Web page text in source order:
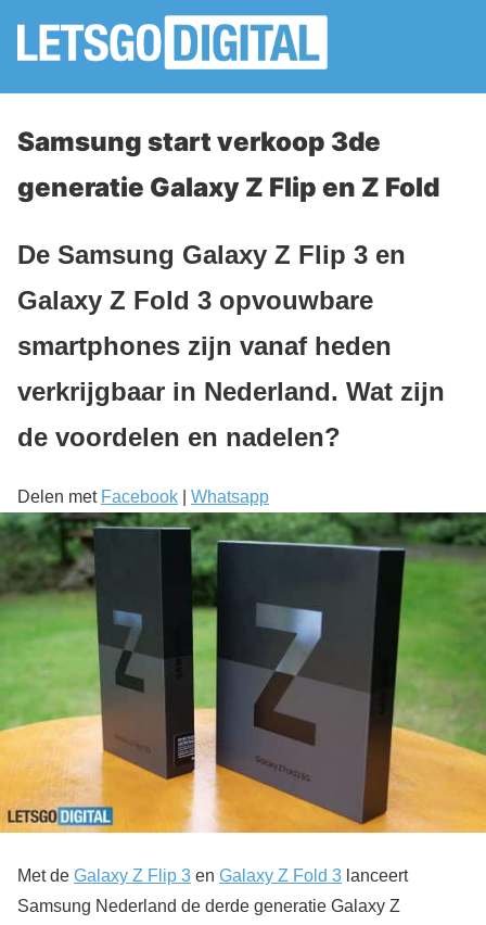
Samsung start verkoop 3de
generatie Galaxy Z Flip en Z Fold
De Samsung Galaxy Z Flip 3 en
Galaxy Z Fold 3 opvouwbare
smartphones zijn vanaf heden
verkrijgbaar in Nederland. Wat zijn
de voordelen en nadelen?
Delen met Facebook Whatsapp
Met de Galaxy Z Flip 3 en Galaxy Z Fold 3 lanceert
Samsung Nederland de derde generatie Galaxy Z